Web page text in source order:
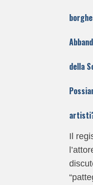
della
artisti
Il